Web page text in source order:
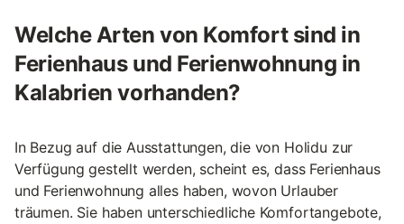
Welche Arten von Komfort sind in
Ferienhaus und Ferienwohnung in
Kalabrien vorhanden?
In Bezug auf die Ausstattungen, die von Holidu zur
Verfügung gestellt werden, scheint es, dass Ferienhaus
und Ferienwohnung alles haben, wovon Urlauber
träumen. Sie haben unterschiedliche Komfortangebote,